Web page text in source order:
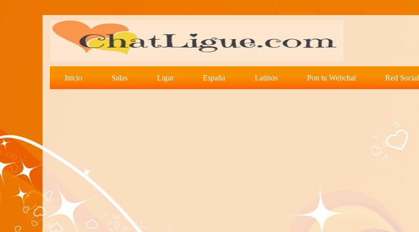
Inicio Salas Ligar España Latinos Pon tu Webchat Red Social